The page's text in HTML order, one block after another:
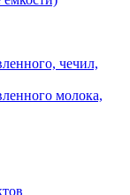
чечил,
молока,